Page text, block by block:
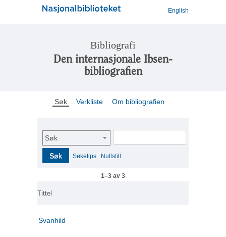
English
Bibliografi
Den internasjonale Ibsen-
bibliografien
Søk Verkliste Om bibliografien
Søk
Søk Søketips Nullstill
1–3 av 3
Tittel
Svanhild